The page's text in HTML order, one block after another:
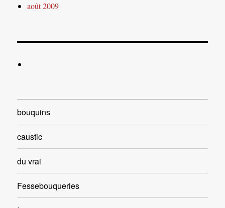
août 2009
bouquins
caustic
du vrai
Fessebouqueries